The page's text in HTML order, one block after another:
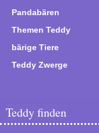
Pandabären
Themen Teddy
bärige Tiere
Teddy Zwerge
Teddy finden